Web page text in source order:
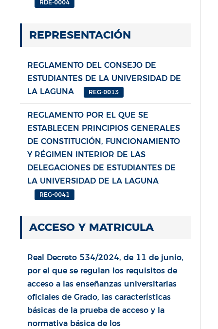
RDE-0004
REPRESENTACIÓN
REGLAMENTO DEL CONSEJO DE
ESTUDIANTES DE LA UNIVERSIDAD DE
LA LAGUNA
REG-0013
REGLAMENTO POR EL QUE SE
ESTABLECEN PRINCIPIOS GENERALES
DE CONSTITUCIÓN, FUNCIONAMIENTO
Y RÉGIMEN INTERIOR DE LAS
DELEGACIONES DE ESTUDIANTES DE
LA UNIVERSIDAD DE LA LAGUNA
REG-0041
ACCESO Y MATRICULA
Real Decreto 534/2024, de 11 de junio,
por el que se regulan los requisitos de
acceso a las enseñanzas universitarias
oficiales de Grado, las características
básicas de la prueba de acceso y la
normativa básica de los